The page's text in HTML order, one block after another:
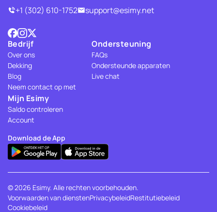
+1 (302) 610-1752
support@esimy.net
Bedrijf
Over ons
Dekking
Blog
Neem contact op met
Ondersteuning
FAQs
Ondersteunde apparaten
Live chat
Mijn Esimy
Saldo controleren
Account
Download de App
© 2026 Esimy. Alle rechten voorbehouden.
Voorwaarden van dienstenPrivacybeleidRestitutiebeleid
Cookiebeleid